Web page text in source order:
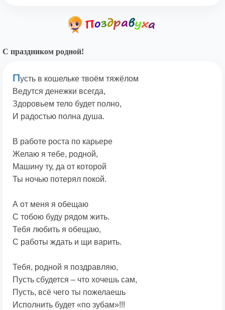
С праздником родной!
Пусть в кошельке твоём тяжёлом
Ведутся денежки всегда,
Здоровьем тело будет полно,
И радостью полна душа.
В работе роста по карьере
Желаю я тебе, родной,
Машину ту, да от которой
Ты ночью потерял покой.
А от меня я обещаю
С тобою буду рядом жить.
Тебя любить я обещаю,
С работы ждать и щи варить.
Тебя, родной я поздравляю,
Пусть сбудется – что хочешь сам,
Пусть, всё чего ты пожелаешь
Исполнить будет «по зубам»!!!